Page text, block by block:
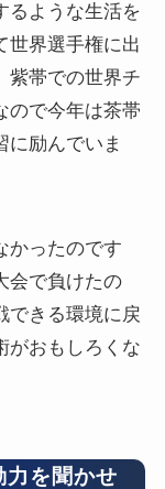
るような生活を
世界選手権に出
紫帯での世界チ
ので今年は茶帯
に励んでいま
かったのです
会で負けたの
できる環境に戻
がおもしろくな
力を聞かせ